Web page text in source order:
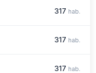
317 hab.
317 hab.
317 hab.